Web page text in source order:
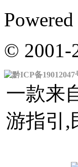
© 2001-
黔ICP备19012047
一款来
游指引,